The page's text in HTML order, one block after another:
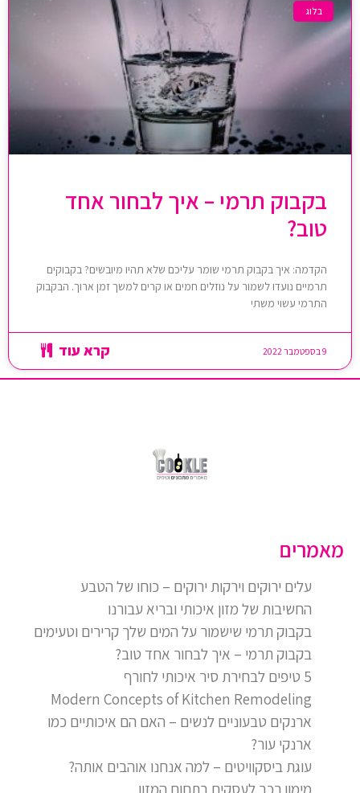
בלוג
בקבוק תרמי – איך לבחור אחד
טוב?
הקדמה: איך בקבוק תרמי שומר עליכם שלא תהיו מיובשים? בקבוקים
תרמיים נועדו לשמור על נוזלים חמים או קרים למשך זמן ארוך. הבקבוק
התרמי עשוי משתי
קרא עוד 9 בספטמבר 2022
מאמרים
עלים ירוקים וירקות ירוקים – כוחו של הטבע
החשיבות של מזון איכותי ובריא עבורנו
בקבוק תרמי שישמור על המים שלך קרירים וטעימים
בקבוק תרמי – איך לבחור אחד טוב?
5 טיפים לבחירת סיר איכותי לחורף
Modern Concepts of Kitchen Remodeling
ארנקים טבעוניים לנשים – האם הם איכותיים כמו
ארנקי עור?
עוגת ביסקוויטים – למה אנחנו אוהבים אותה?
מימון רכב לעסקים בתחום המזון